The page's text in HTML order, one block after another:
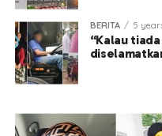
BERITA 5
“Kalau